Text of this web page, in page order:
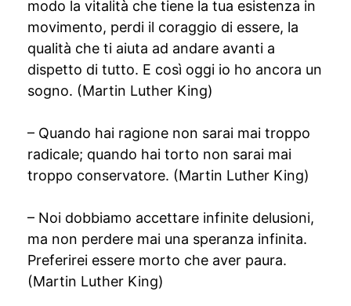
modo la vitalità che tiene la tua esistenza in
movimento, perdi il coraggio di essere, la
qualità che ti aiuta ad andare avanti a
dispetto di tutto. E così oggi io ho ancora un
sogno. (Martin Luther King)
– Quando hai ragione non sarai mai troppo
radicale; quando hai torto non sarai mai
troppo conservatore. (Martin Luther King)
– Noi dobbiamo accettare infinite delusioni,
ma non perdere mai una speranza infinita.
Preferirei essere morto che aver paura.
(Martin Luther King)